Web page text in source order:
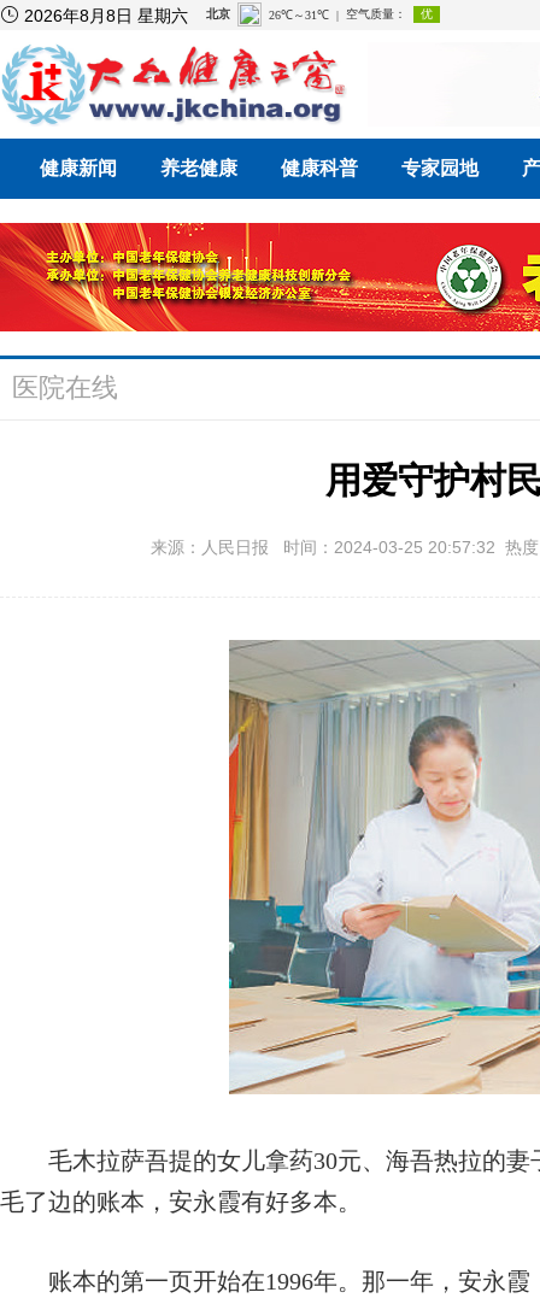
 2026年8月8日 星期六
健康新闻 养老健康 健康科普 专家园地
医院在线
用爱守护村
来源：人民日报 时间：2024-03-25 20:57:32 热
毛木拉萨吾提的女儿拿药30元、海吾热拉的妻
毛了边的账本，安永霞有好多本。
账本的第一页开始在1996年。那一年，安永霞